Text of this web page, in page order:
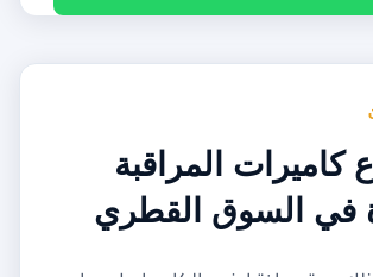
كاميرات المراقبة
في السوق القطري